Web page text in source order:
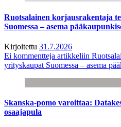
Ruotsalainen korjausrakentaja
Suomessa – asema
Kirjoitettu 31.7.2026
Ei kommentteja artikkeliin
yrityskaupat Suomessa – asema
Skanska-pomo varoittaa:
osaajapula